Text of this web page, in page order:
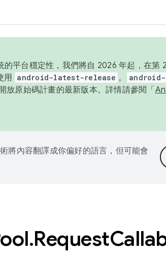
平台穩定性，我們將自 2026 年起，在第
用 android-latest-release 。
原始碼計畫的最新版本。詳情請參閱「
將內容翻譯成你偏好的語言，但可能會
.Request